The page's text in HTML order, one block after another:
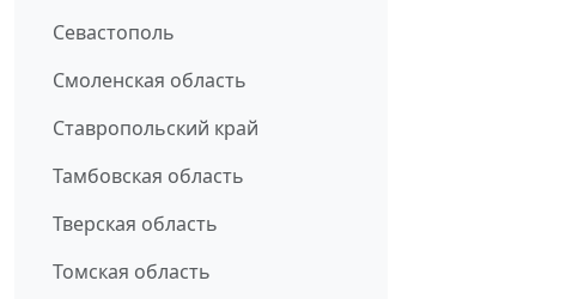
Севастополь
Смоленская область
Ставропольский край
Тамбовская область
Тверская область
Томская область